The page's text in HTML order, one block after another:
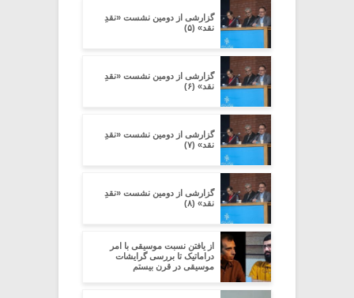
گزارشی از دومین نشست «نقدِ
نقد» (۵)
گزارشی از دومین نشست «نقدِ
نقد» (۶)
گزارشی از دومین نشست «نقدِ
نقد» (۷)
گزارشی از دومین نشست «نقدِ
نقد» (۸)
از یافتن نسبت موسیقی با امر
دراماتیک تا بررسی گرایشات
موسیقی در قرن بیستم